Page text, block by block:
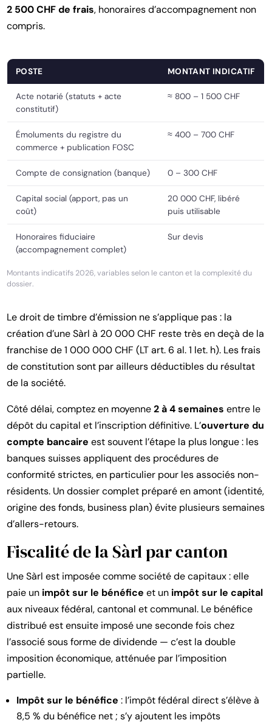
2 500 CHF de frais, honoraires d’accompagnement non
compris.
POSTE MONTANT INDICATIF
Acte notarié (statuts + acte
constitutif)
≈ 800 – 1 500 CHF
Émoluments du registre du
commerce + publication FOSC
≈ 400 – 700 CHF
Compte de consignation (banque) 0 – 300 CHF
Capital social (apport, pas un
coût)
20 000 CHF, libéré
puis utilisable
Honoraires fiduciaire
(accompagnement complet)
Sur devis
Montants indicatifs 2026, variables selon le canton et la complexité du
dossier.
Le droit de timbre d’émission ne s’applique pas : la
création d’une Sàrl à 20 000 CHF reste très en deçà de la
franchise de 1 000 000 CHF (LT art. 6 al. 1 let. h). Les frais
de constitution sont par ailleurs déductibles du résultat
de la société.
Côté délai, comptez en moyenne2 à 4 semaines entre le
dépôt du capital et l’inscription définitive. L’ouverture du
compte bancaire est souvent l’étape la plus longue : les
banques suisses appliquent des procédures de
conformité strictes, en particulier pour les associés non-
résidents. Un dossier complet préparé en amont (identité,
origine des fonds, business plan) évite plusieurs semaines
d’allers-retours.
Fiscalité de la Sàrl par canton
Une Sàrl est imposée comme société de capitaux : elle
paie un impôt sur le bénéfice et un impôt sur le capital
aux niveaux fédéral, cantonal et communal. Le bénéfice
distribué est ensuite imposé une seconde fois chez
l’associé sous forme de dividende — c’est la double
imposition économique, atténuée par l’imposition
partielle.
Impôt sur le bénéfice : l’impôt fédéral direct s’élève à
8,5 % du bénéfice net ; s’y ajoutent les impôts